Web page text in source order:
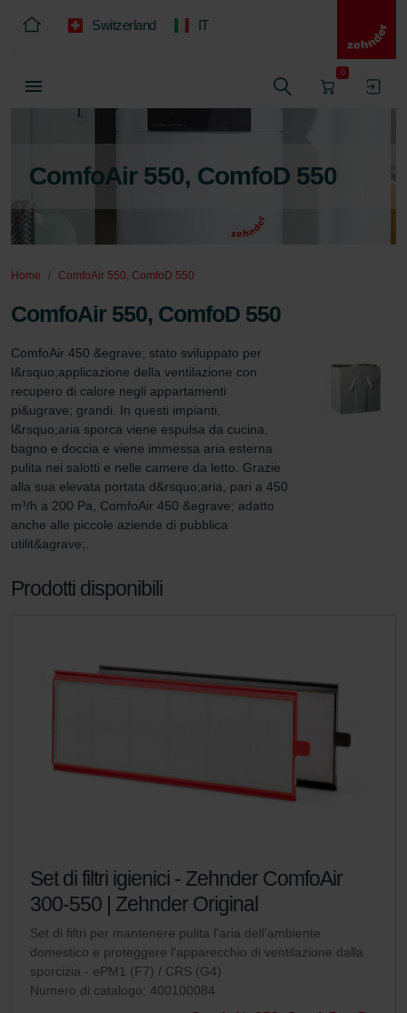
Switzerland IT
0
ComfoAir 550, ComfoD 550
Home ComfoAir 550, ComfoD 550
ComfoAir 550, ComfoD 550
ComfoAir 450 &egrave; stato sviluppato per
l&rsquo;applicazione della ventilazione con
recupero di calore negli appartamenti
pi&ugrave; grandi. In questi impianti,
l&rsquo;aria sporca viene espulsa da cucina,
bagno e doccia e viene immessa aria esterna
pulita nei salotti e nelle camere da letto. Grazie
alla sua elevata portata d&rsquo;aria, pari a 450
m³/h a 200 Pa, ComfoAir 450 &egrave; adatto
anche alle piccole aziende di pubblica
utilit&agrave;.
Prodotti disponibili
Set di filtri igienici - Zehnder ComfoAir
300-550 | Zehnder Original
Set di filtri per mantenere pulita l'aria dell'ambiente
domestico e proteggere l'apparecchio di ventilazione dalla
sporcizia - ePM1 (F7) / CRS (G4)
Numero di catalogo: 400100084